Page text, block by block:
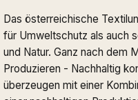
Das österreichische
für Umweltschutz als auch
und Natur. Ganz nach dem
Produzieren - Nachhaltig
überzeugen mit einer